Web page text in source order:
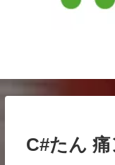
C#たん